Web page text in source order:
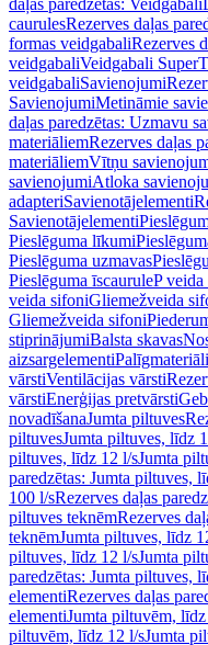
daļas paredzētas: Veidgabali
caurulesRezerves daļas
formas veidgabaliRezerves
veidgabaliVeidgabali
veidgabaliSavienojumi
SavienojumiMetināmie
daļas paredzētas: Uzmavu
materiāliemRezerves daļas
materiāliemVītņu
savienojumiAtloka
adapteriSavienotājelementi
Savienotājelementi
Pieslēguma līkumi
Pieslēguma uzmavas
Pieslēguma īscauruleP
veida sifoniGliemežveida
Gliemežveida sifoni
stiprinājumiBalsta skavas
aizsargelementiPalīgmateriāli
vārstiVentilācijas vārsti
vārstiEnerģijas pretvārsti
novadīšanaJumta piltuves
piltuvesJumta piltuves, līdz
piltuves, līdz 12 l/sJumta
paredzētas: Jumta piltuves,
100 l/sRezerves daļas
piltuves teknēmRezerves
teknēmJumta piltuves, līdz
piltuves, līdz 12 l/sJumta
paredzētas: Jumta piltuves,
elementiRezerves daļas
elementiJumta piltuvēm,
piltuvēm, līdz 12 l/sJumta